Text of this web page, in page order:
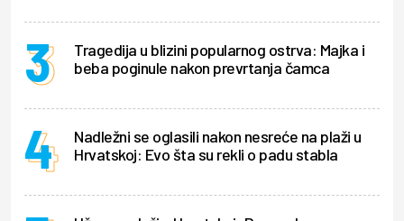
Tragedija u blizini popularnog ostrva: Majka i
beba poginule nakon prevrtanja čamca
Nadležni se oglasili nakon nesreće na plaži u
Hrvatskoj: Evo šta su rekli o padu stabla